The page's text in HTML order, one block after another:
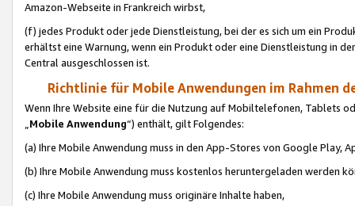
Amazon-Webseite in Frankreich wirbst,
(f) jedes Produkt oder jede Dienstleistung, bei der es sich um ein
erhältst eine Warnung, wenn ein Produkt oder eine Dienstleistung in
Central ausgeschlossen ist.
Richtlinie für Mobile Anwendungen im Rahmen
Wenn Ihre Website eine für die Nutzung auf Mobiltelefonen, Tablets
„Mobile Anwendung“) enthält, gilt Folgendes:
(a) Ihre Mobile Anwendung muss in den App-Stores von Google Play,
(b) Ihre Mobile Anwendung muss kostenlos heruntergeladen werden
(c) Ihre Mobile Anwendung muss originäre Inhalte haben,